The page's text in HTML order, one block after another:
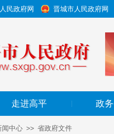
民政府网 晋城市人民政府网
走进高平 政
闻中心 >> 省政府文件